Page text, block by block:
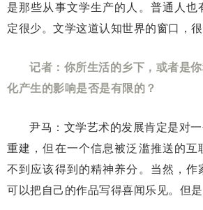
是那些从事文学生产的人。普通人
定很少。文学这道认知世界的窗口，很
记者：你所生活的乡下，或者是
化产生的影响是否是有限的？
尹马：文学艺术的发展肯定是对
重建，但在一个信息被泛滥推送的
不到应该得到的精神养分。当然，
可以把自己的作品写得喜闻乐见。但